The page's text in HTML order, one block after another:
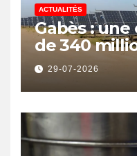
ACTUALITÉS
Gabès :
de 340
pour
énergétique
emplois
29-07-2026